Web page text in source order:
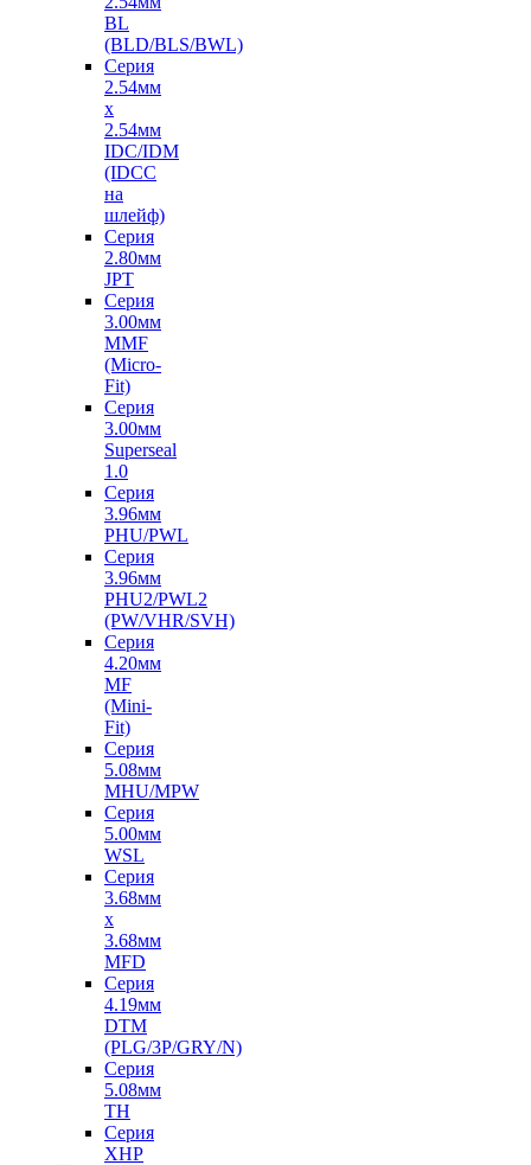
BL
(BLD/BLS/BWL)
Серия
2.54мм
х
2.54мм
IDC/IDM
(IDCC
на
шлейф)
Серия
2.80мм
JPT
Серия
3.00мм
MMF
(Micro-
Fit)
Серия
3.00мм
Superseal
1.0
Серия
3.96мм
PHU/PWL
Серия
3.96мм
PHU2/PWL2
(PW/VHR/SVH)
Серия
4.20мм
MF
(Mini-
Fit)
Серия
5.08мм
MHU/MPW
Серия
5.00мм
WSL
Серия
3.68мм
х
3.68мм
MFD
Серия
4.19мм
DTM
(PLG/3P/GRY/N)
Серия
5.08мм
TH
Серия
XHP